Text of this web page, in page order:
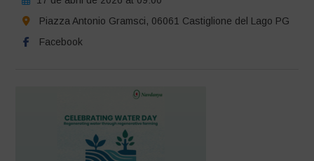
Piazza Antonio Gramsci, 06061 Castiglione del Lago PG
Facebook